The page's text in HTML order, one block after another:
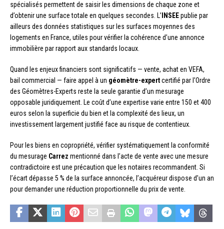
spécialisés permettent de saisir les dimensions de chaque zone et
d’obtenir une surface totale en quelques secondes. L’ INSEEpublie par
ailleurs des données statistiques sur les surfaces moyennes des
logements en France, utiles pour vérifier la cohérence d’une annonce
immobilière par rapport aux standards locaux.
Quand les enjeux financiers sont significatifs — vente, achat en VEFA,
bail commercial — faire appel à un géomètre-expertcertifié par l’Ordre
des Géomètres-Experts reste la seule garantie d’un mesurage
opposable juridiquement. Le coût d’une expertise varie entre 150 et 400
euros selon la superficie du bien et la complexité des lieux, un
investissement largement justifié face au risque de contentieux.
Pour les biens en copropriété, vérifier systématiquement la conformité
du mesurage Carrez mentionné dans l’acte de vente avec une mesure
contradictoire est une précaution que les notaires recommandent. Si
l’écart dépasse 5 % de la surface annoncée, l’acquéreur dispose d’un an
pour demander une réduction proportionnelle du prix de vente.